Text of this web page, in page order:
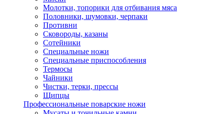
Молотки, топорики для отбивания мяса
Половники, шумовки, черпаки
Противни
Сковороды, казаны
Сотейники
Специальные ножи
Специальные приспособления
Термосы
Чайники
Чистки, терки, прессы
Щипцы
Профессиональные поварские ножи